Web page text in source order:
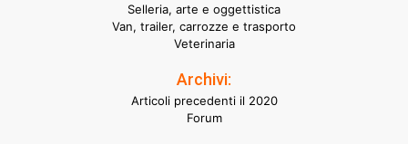
Selleria, arte e oggettistica
Van, trailer, carrozze e trasporto
Veterinaria
Archivi:
Articoli precedenti il 2020
Forum